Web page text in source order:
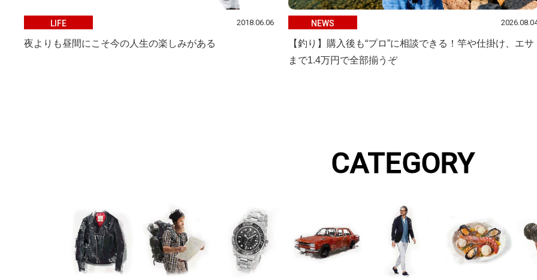
LIFE 2018.06.06
夜よりも昼間にこそ今の人生の楽しみがある
NEWS
【釣り】購入後も“プロ”に相談できる！竿や仕掛け、エサ
まで1.4万円で全部揃うぞ
CATEGORY